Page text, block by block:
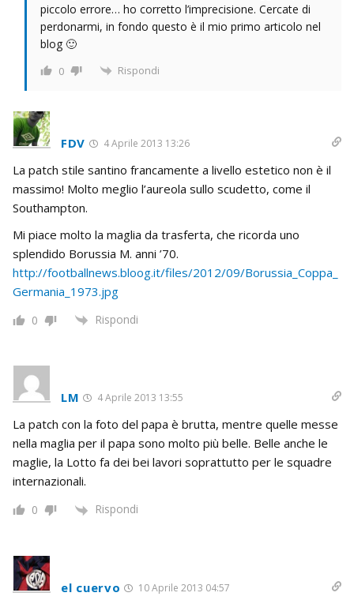
piccolo errore… ho corretto l’imprecisione. Cercate di
perdonarmi, in fondo questo è il mio primo articolo nel
blog 🙂
0 Rispondi
FDV 4 Aprile 2013 13:26
La patch stile santino francamente a livello estetico non è il
massimo! Molto meglio l’aureola sullo scudetto, come il
Southampton.
Mi piace molto la maglia da trasferta, che ricorda uno
splendido Borussia M. anni ’70.
http://footballnews.bloog.it/files/2012/09/Borussia_Coppa_
Germania_1973.jpg
0 Rispondi
LM 4 Aprile 2013 13:55
La patch con la foto del papa è brutta, mentre quelle messe
nella maglia per il papa sono molto più belle. Belle anche le
maglie, la Lotto fa dei bei lavori soprattutto per le squadre
internazionali.
0 Rispondi
el cuervo 10 Aprile 2013 04:57